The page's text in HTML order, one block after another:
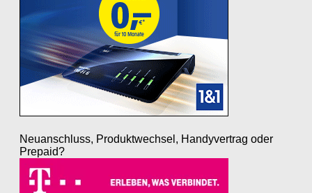
Neuanschluss, Produktwechsel, Handyvertrag oder
Prepaid?